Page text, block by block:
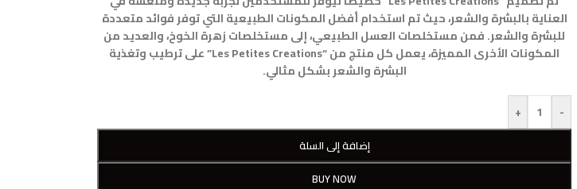
العناية بالبشرة والشعر، حيث تم استخدام أفضل المكونات الطبيعية التي توفر فوائد متعددة
للبشرة والشعر. فمن مستخلصات العسل الطبيعي، إلى مستخلصات زهرة الخوخ، والعديد من
المكونات الأخرى المميزة، يعمل كل منتج من “Les Petites Creations” على ترطيب وتغذية
البشرة والشعر بشكل مثالي.
-
+
إضافة إلى السلة
BUY NOW